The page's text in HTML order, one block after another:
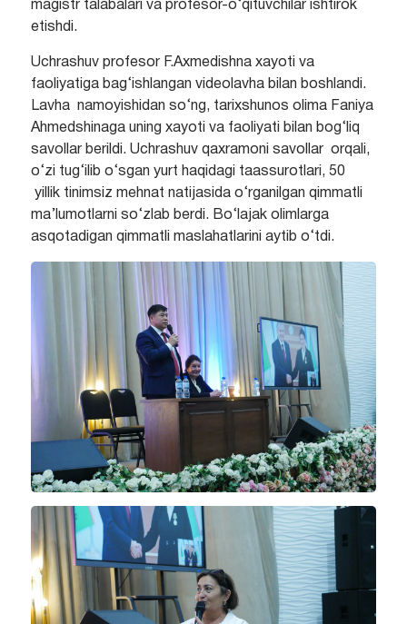
magistr talabalari va profesor-o‘qituvchilar ishtirok
etishdi.
Uchrashuv profesor F.Axmedishna xayoti va
faoliyatiga bag‘ishlangan videolavha bilan boshlandi.
Lavha namoyishidan so‘ng, tarixshunos olima Faniya
Ahmedshinaga uning xayoti va faoliyati bilan bog‘liq
savollar berildi. Uchrashuv qaxramoni savollar orqali,
o‘zi tug‘ilib o‘sgan yurt haqidagi taassurotlari, 50
yillik tinimsiz mehnat natijasida o‘rganilgan qimmatli
ma’lumotlarni so‘zlab berdi. Bo‘lajak olimlarga
asqotadigan qimmatli maslahatlarini aytib o‘tdi.